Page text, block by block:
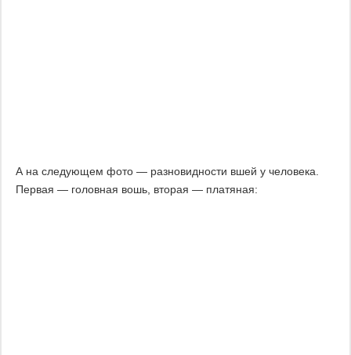
А на следующем фото — разновидности вшей у человека.
Первая — головная вошь, вторая — платяная: